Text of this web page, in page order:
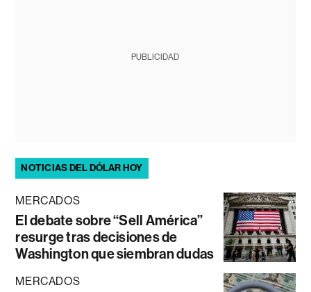
PUBLICIDAD
NOTICIAS DEL DÓLAR HOY
MERCADOS
El debate sobre “Sell América”
resurge tras decisiones de
Washington que siembran dudas
MERCADOS